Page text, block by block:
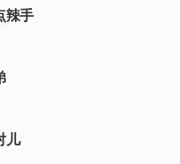
辣手
儿